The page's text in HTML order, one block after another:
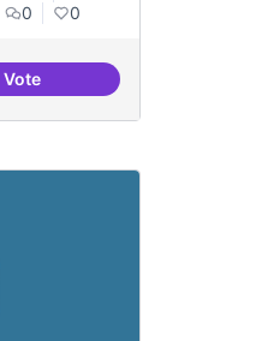
0 0
VoteRelatoria col·laborativa